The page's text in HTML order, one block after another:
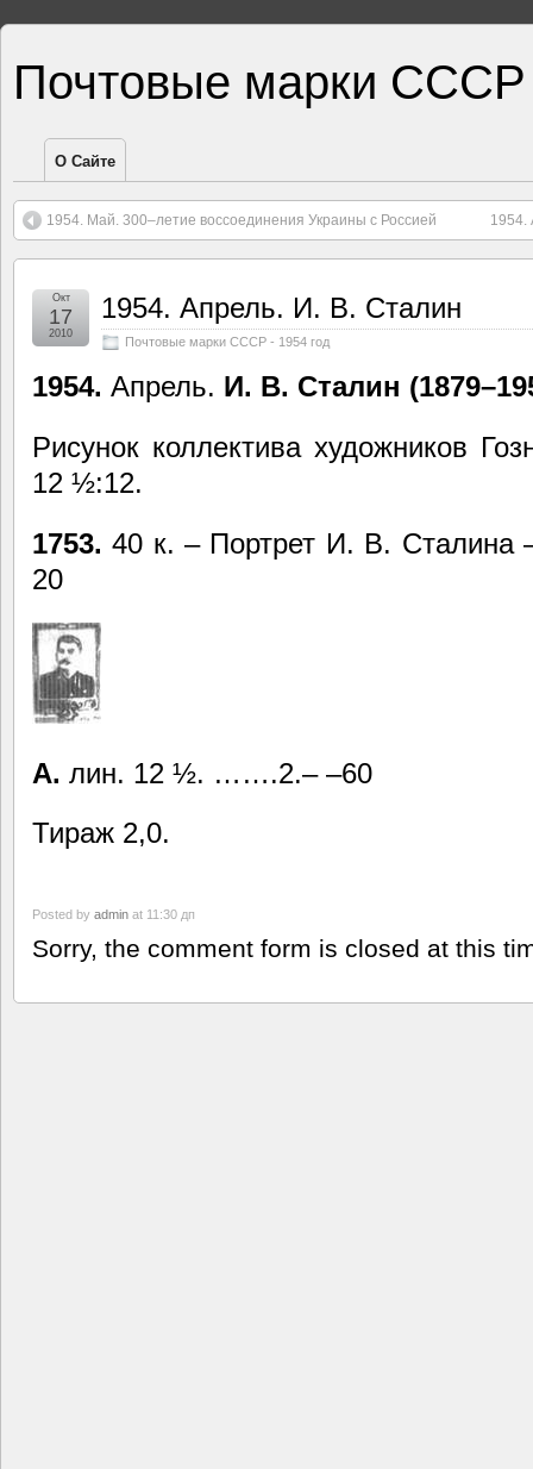
Почтовые марки СССР
О Сайте
1954. Май. 300–летие воссоединения Украины с Россией 1954.
1954. Апрель. И. В. Сталин
Почтовые марки СССР - 1954 год
Окт
17
2010
1954. Апрель. И. В. Сталин
Рисунок коллектива художников
12 ½:12.
1753. 40 к. – Портрет И. В.
20
А. лин. 12 ½. …….2.– –60
Тираж 2,0.
Posted by admin at 11:30 дп
Sorry, the comment form is closed at this